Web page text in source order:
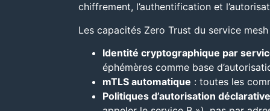
chiffrement, l’authentification et
Les capacités Zero Trust du service mesh
Identité cryptographique par
éphémères comme base
mTLS automatique : toutes les
Politiques d’autorisation